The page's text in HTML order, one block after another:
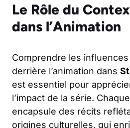
Le Rôle du
dans l’Animation
Comprendre les
derrière l’animation dans
est essentiel pour
l’impact de la série.
encapsule des récits
origines culturelles, qui